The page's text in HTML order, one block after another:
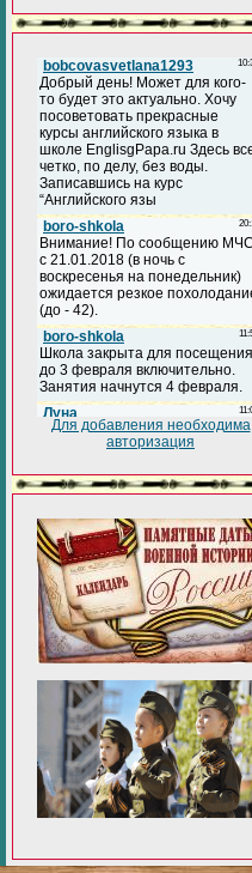
Для добавления необходима
авторизация